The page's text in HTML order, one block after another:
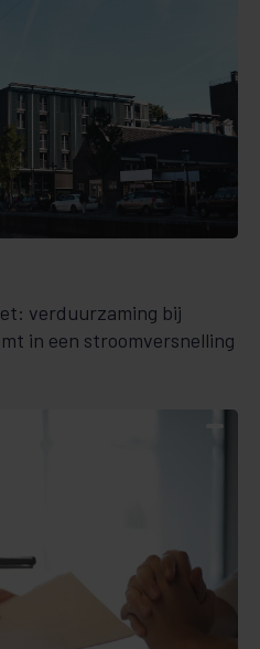
verduurzaming bij
in een stroomversnelling